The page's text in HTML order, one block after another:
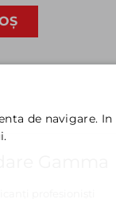
de navigare. In